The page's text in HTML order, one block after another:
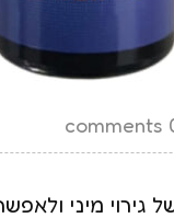
0
גירוי מיני